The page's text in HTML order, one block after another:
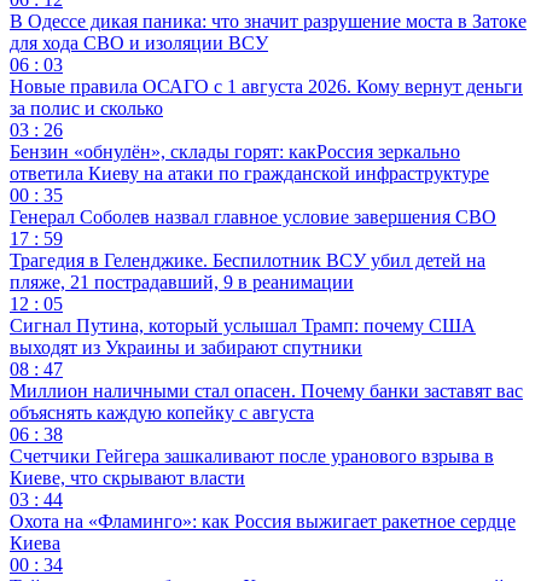
В Одессе дикая паника: что значит разрушение моста в Затоке
для хода СВО и изоляции ВСУ
06 : 03
Новые правила ОСАГО с 1 августа 2026. Кому вернут деньги
за полис и сколько
03 : 26
Бензин «обнулён», склады горят: какРоссия зеркально
ответила Киеву на атаки по гражданской инфраструктуре
00 : 35
Генерал Соболев назвал главное условие завершения СВО
17 : 59
Трагедия в Геленджике. Беспилотник ВСУ убил детей на
пляже, 21 пострадавший, 9 в реанимации
12 : 05
Сигнал Путина, который услышал Трамп: почему США
выходят из Украины и забирают спутники
08 : 47
Миллион наличными стал опасен. Почему банки заставят вас
объяснять каждую копейку с августа
06 : 38
Счетчики Гейгера зашкаливают после уранового взрыва в
Киеве, что скрывают власти
03 : 44
Охота на «Фламинго»: как Россия выжигает ракетное сердце
Киева
00 : 34